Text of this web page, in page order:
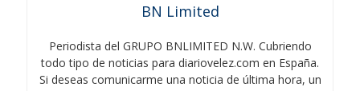
BN Limited
Periodista del GRUPO BNLIMITED N.W. Cubriendo
todo tipo de noticias para diariovelez.com en España.
Si deseas comunicarme una noticia de última hora, un